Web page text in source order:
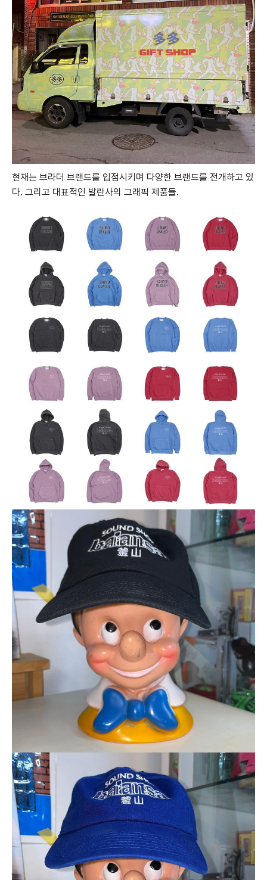
현재는 브라더 브랜드를 입점시키며 다양한 브랜드를 전개하고 있
다. 그리고 대표적인 발란사의 그래픽 제품들.